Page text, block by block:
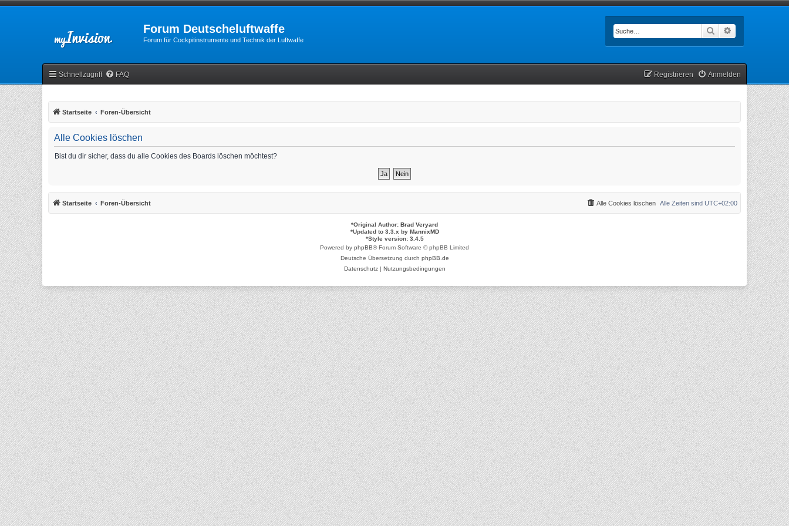
Forum Deutscheluftwaffe
Forum für Cockpitinstrumente und Technik der Luftwaffe
Suche
Schnellzugriff FAQ Anmelden
Registrieren
Startseite Foren-Übersicht
Alle Cookies löschen
Bist du dir sicher, dass du alle Cookies des Boards löschen möchtest?
Startseite Foren-Übersicht Alle Zeiten sind UTC+02:00
Alle Cookies löschen
*Original Author: Brad Veryard
*Updated to 3.3.x by MannixMD
*Style version: 3.4.5
Powered by phpBB® Forum Software © phpBB Limited
Deutsche Übersetzung durch phpBB.de
Datenschutz| Nutzungsbedingungen